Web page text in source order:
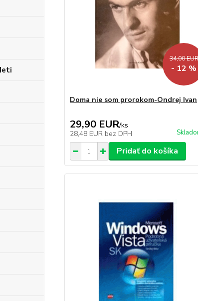
34,00 EUR
- 12 %
Doma nie som prorokom-Ondrej Ivan
29,90 EUR/ks
28,48 EUR bez DPH
Pridať do košíka